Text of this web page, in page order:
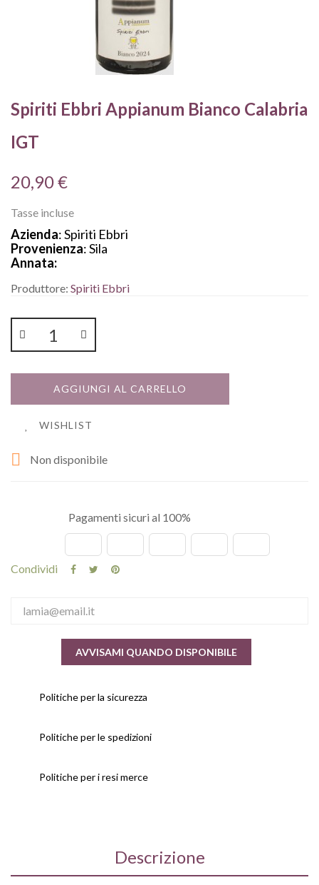
Spiriti Ebbri Appianum Bianco Calabria
IGT
20,90 €
Tasse incluse
Azienda: Spiriti Ebbri
Provenienza: Sila
Annata:
Produttore: Spiriti Ebbri
AGGIUNGI AL CARRELLO
WISHLIST
 Non disponibile
Pagamenti sicuri al 100%
Condividi
AVVISAMI QUANDO DISPONIBILE
Politiche per la sicurezza
Politiche per le spedizioni
Politiche per i resi merce
Descrizione